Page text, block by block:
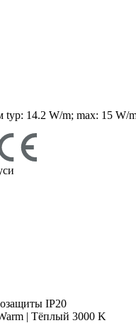
typ: 14.2 W/m; max: 15 W/
IP20
| Тёплый 3000 K